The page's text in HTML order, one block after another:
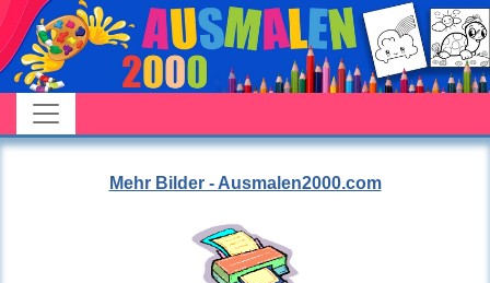
Mehr Bilder - Ausmalen2000.com